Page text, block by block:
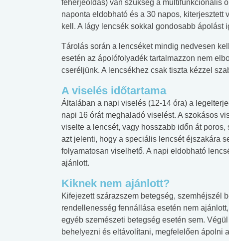
fehérjeoldás) van szükség a multifunkcionális
naponta eldobható és a 30 napos, kiterjesztett
kell. A lágy lencsék sokkal gondosabb ápolást
Tárolás során a lencséket mindig nedvesen
esetén az ápolófolyadék tartalmazzon nem
cseréljünk. A lencsékhez csak tiszta kézzel
A viselés időtartama
Általában a napi viselés (12-14 óra) a
napi 16 órát meghaladó viselést. A szokásos
viselte a lencsét, vagy hosszabb időn át
azt jelenti, hogy a speciális lencsét éjszakára
folyamatosan viselhető. A napi eldobható
ajánlott.
Kiknek nem ajánlott?
Kifejezett szárazszem betegség, szemhéjszél
rendellenesség fennállása esetén nem
egyéb szemészeti betegség esetén sem.
behelyezni és eltávolítani, megfelelően ápolni